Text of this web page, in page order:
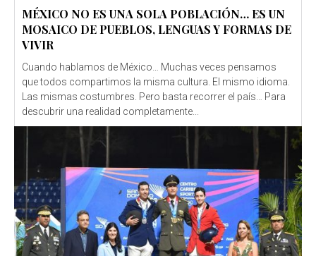
MÉXICO NO ES UNA SOLA POBLACIÓN… ES UN
MOSAICO DE PUEBLOS, LENGUAS Y FORMAS DE
VIVIR
Cuando hablamos de México… Muchas veces pensamos
que todos compartimos la misma cultura. El mismo idioma.
Las mismas costumbres. Pero basta recorrer el país… Para
descubrir una realidad completamente...